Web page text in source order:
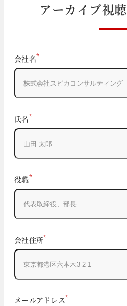
アーカイ ブ視聴
会社名*
氏名*
役職*
会社住所*
メールアドレス*
If
you
are
human,
ignore
this
field